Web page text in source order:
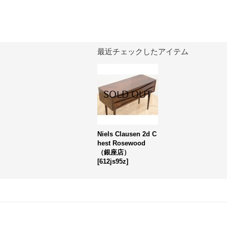
最近チェックしたアイテム
Niels Clausen 2d C
hest Rosewood
（銀座店）
[612js95z]